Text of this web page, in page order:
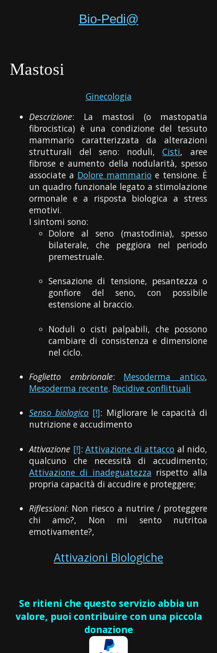
Bio-Pedi@
Mastosi
Ginecologia
Descrizione: La mastosi (o mastopatia
fibrocistica) è una condizione del tessuto
mammario caratterizzata da alterazioni
strutturali del seno: noduli,Cisti, aree
fibrose e aumento della nodularità, spesso
associate a Dolore mammario e tensione. È
un quadro funzionale legato a stimolazione
ormonale e a risposta biologica a stress
emotivi.
I sintomi sono:
Dolore al seno (mastodinia), spesso
bilaterale, che peggiora nel periodo
premestruale.
Sensazione di tensione, pesantezza o
gonfiore del seno, con possibile
estensione al braccio.
Noduli o cisti palpabili, che possono
cambiare di consistenza e dimensione
nel ciclo.
Foglietto embrionale: Mesoderma antico,
Mesoderma recente. Recidive conflittuali
Senso biologico [!]: Migliorare le capacità di
nutrizione e accudimento
Attivazione [!]: Attivazione di attacco al nido,
qualcuno che necessità di accudimento;
Attivazione di inadeguatezza rispetto alla
propria capacità di accudire e proteggere;
Riflessioni: Non riesco a nutrire / proteggere
chi amo?, Non mi sento nutritoa
emotivamente?,
Attivazioni Biologiche
Se ritieni che questo servizio abbia un
valore, puoi contribuire con una piccola
donazione